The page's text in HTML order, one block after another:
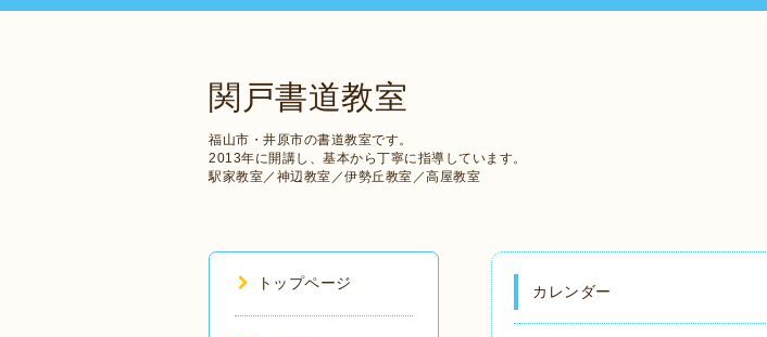
関戸書道教室
福山市・井原市の書道教室です。
2013年に開講し、基本から丁寧に指導しています。
駅家教室／神辺教室／伊勢丘教室／高屋教室
カレンダー
トップページ